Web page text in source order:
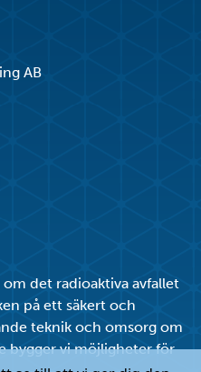
AB
det radioaktiva avfallet
på ett säkert och
teknik och omsorg om
bygger vi möjligheter för